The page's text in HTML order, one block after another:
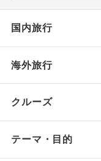
国内旅行
海外旅行
クルーズ
テーマ・目的